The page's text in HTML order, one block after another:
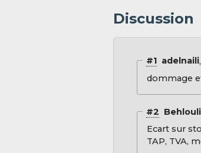
Discussion
#1adelnaili
dommage
#2 Behlouli
Ecart sur
TAP, TVA,